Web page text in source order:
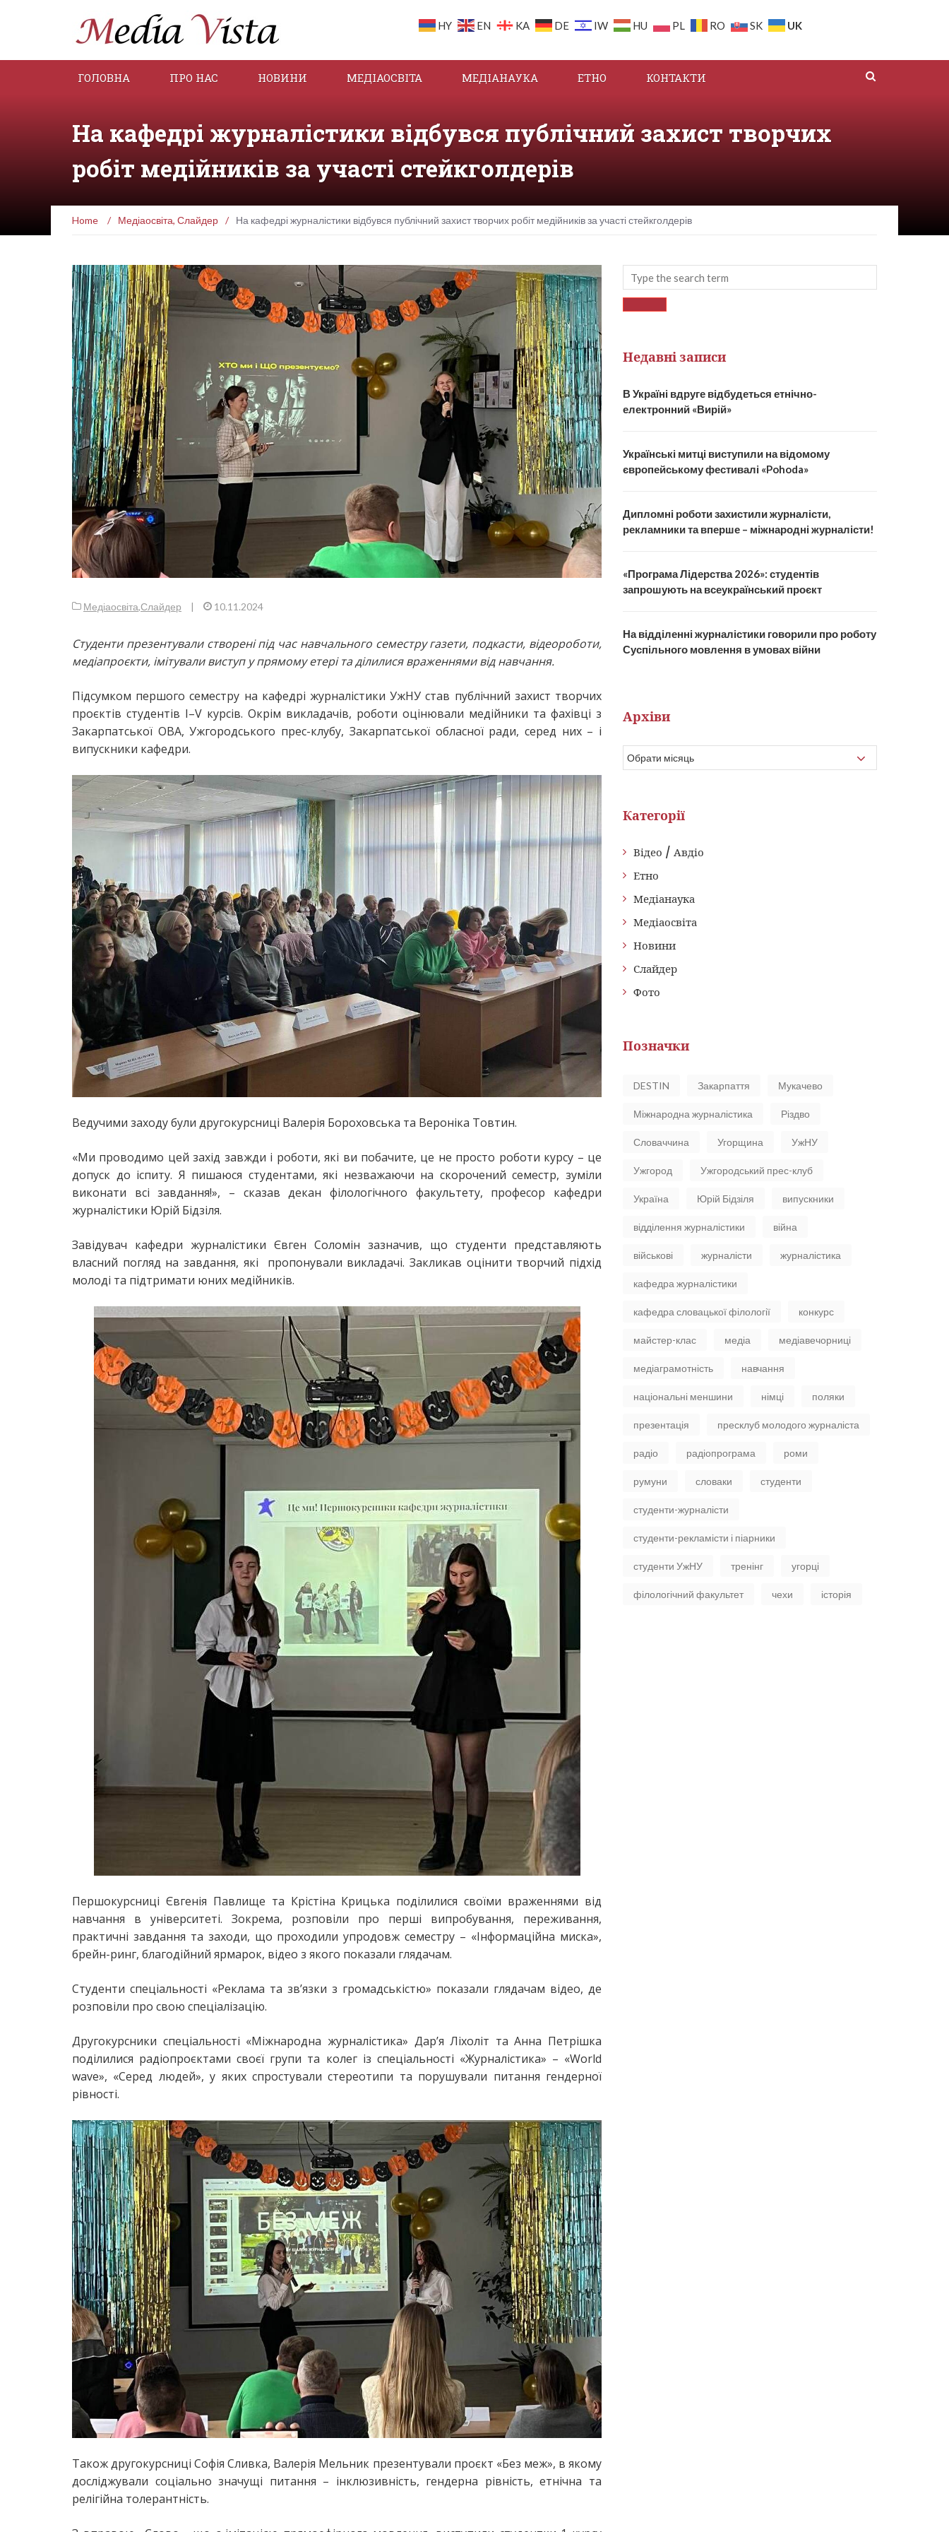
HY EN KA DE IW HU PL RO SK UK
ГОЛОВНА ПРО НАС НОВИНИ МЕДІАОСВІТА МЕДІАНАУКА ЕТНО КОНТАКТИ
На кафедрі журналістики відбувся публічний захист творчих
робіт медійників за участі стейкголдерів
Home / Медіаосвіта, Слайдер / На кафедрі журналістики відбувся публічний захист творчих робіт медійників за участі стейкголдерів
Медіаосвіта,Слайдер | 10.11.2024
Студенти презентували створені під час навчального семестру газети, подкасти, відеороботи,
медіапроєкти, імітували виступ у прямому етері та ділилися враженнями від навчання.
Підсумком першого семестру на кафедрі журналістики УжНУ став публічний захист творчих
проєктів студентів І–V курсів. Окрім викладачів, роботи оцінювали медійники та фахівці з
Закарпатської ОВА, Ужгородського прес-клубу, Закарпатської обласної ради, серед них – і
випускники кафедри.
Ведучими заходу були другокурсниці Валерія Бороховська та Вероніка Товтин.
«Ми проводимо цей захід завжди і роботи, які ви побачите, це не просто роботи курсу – це
допуск до іспиту. Я пишаюся студентами, які незважаючи на скорочений семестр, зуміли
виконати всі завдання!», – сказав декан філологічного факультету, професор кафедри
журналістики Юрій Бідзіля.
Завідувач кафедри журналістики Євген Соломін зазначив, що студенти представляють
власний погляд на завдання, які пропонували викладачі. Закликав оцінити творчий підхід
молоді та підтримати юних медійників.
Першокурсниці Євгенія Павлище та Крістіна Крицька поділилися своїми враженнями від
навчання в університеті. Зокрема, розповіли про перші випробування, переживання,
практичні завдання та заходи, що проходили упродовж семестру – «Інформаційна миска»,
брейн-ринг, благодійний ярмарок, відео з якого показали глядачам.
Студенти спеціальності «Реклама та зв’язки з громадськістю» показали глядачам відео, де
розповіли про свою спеціалізацію.
Другокурсники спеціальності «Міжнародна журналістика» Дар’я Ліхоліт та Анна Петрішка
поділилися радіопроєктами своєї групи та колег із спеціальності «Журналістика» – «World
wave», «Серед людей», у яких спростували стереотипи та порушували питання гендерної
рівності.
Також другокурсниці Софія Сливка, Валерія Мельник презентували проєкт «Без меж», в якому
досліджували соціально значущі питання – інклюзивність, гендерна рівність, етнічна та
релігійна толерантність.
Недавні записи
В Україні вдруге відбудеться етнічно-
електронний «Вирій»
Українські митці виступили на відомому
європейському фестивалі «Pohoda»
Дипломні роботи захистили журналісти,
рекламники та вперше – міжнародні журналісти!
«Програма Лідерства 2026»: студентів
запрошують на всеукраїнський проєкт
На відділенні журналістики говорили про роботу
Суспільного мовлення в умовах війни
Архіви
Категорії
Відео / Авдіо
Етно
Медіанаука
Медіаосвіта
Новини
Слайдер
Фото
Позначки
DESTIN Закарпаття Мукачево
Міжнародна журналістика Різдво
Словаччина Угорщина УжНУ
Ужгород Ужгородський прес-клуб
Україна Юрій Бідзіля випускники
відділення журналістики війна
військові журналісти журналістика
кафедра журналістики
кафедра словацької філології конкурс
майстер-клас медіа медіавечорниці
медіаграмотність навчання
національні меншини німці поляки
презентація пресклуб молодого журналіста
радіо радіопрограма роми
румуни словаки студенти
студенти-журналісти
студенти-рекламісти і піарники
студенти УжНУ тренінг угорці
філологічний факультет чехи історія